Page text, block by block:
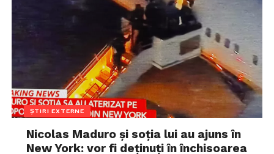
ȘTIRI EXTERNE
Nicolas Maduro și soția lui au ajuns în
New York: vor fi deținuți în închisoarea